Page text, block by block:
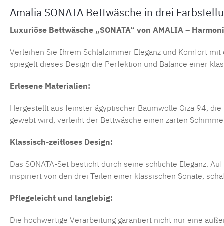
Amalia SONATA Bettwäsche in drei
Luxuriöse Bettwäsche „SONATA“ von AMALIA –
Verleihen Sie Ihrem Schlafzimmer Eleganz und Komfort
spiegelt dieses Design die Perfektion und Balance einer
Erlesene Materialien:
Hergestellt aus feinster ägyptischer Baumwolle Giza 94,
gewebt wird, verleiht der Bettwäsche einen zarten
Klassisch-zeitloses Design:
Das SONATA-Set besticht durch seine schlichte Eleganz.
inspiriert von den drei Teilen einer klassischen Sonate,
Pflegeleicht und langlebig:
Die hochwertige Verarbeitung garantiert nicht nur eine